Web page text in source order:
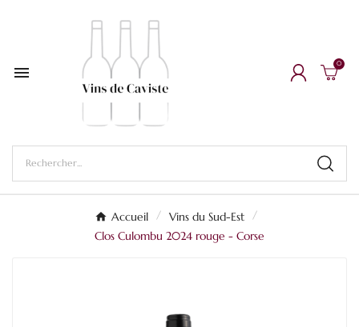
 0
Accueil
Vins du Sud-Est
Clos Culombu 2024 rouge - Corse